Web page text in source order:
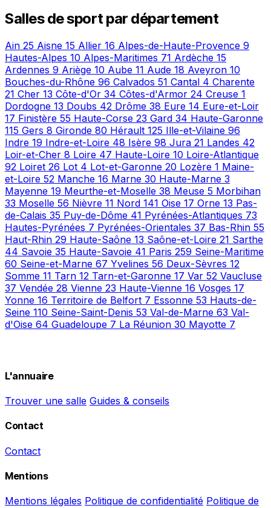
Salles de sport par département
Ain 25 Aisne 15 Allier 16 Alpes-de-Haute-Provence 9
Hautes-Alpes 10 Alpes-Maritimes 71 Ardèche 15
Ardennes 9 Ariège 10 Aube 11 Aude 18 Aveyron 10
Bouches-du-Rhône 96 Calvados 51 Cantal 4 Charente
21 Cher 13 Côte-d'Or 34 Côtes-d'Armor 24 Creuse 1
Dordogne 13 Doubs 42 Drôme 38 Eure 14 Eure-et-Loir
17 Finistère 55 Haute-Corse 23 Gard 34 Haute-Garonne
115 Gers 8 Gironde 80 Hérault 125 Ille-et-Vilaine 96
Indre 19 Indre-et-Loire 48 Isère 98 Jura 21 Landes 42
Loir-et-Cher 8 Loire 47 Haute-Loire 10 Loire-Atlantique
92 Loiret 26 Lot 4 Lot-et-Garonne 20 Lozère 1 Maine-
et-Loire 52 Manche 16 Marne 30 Haute-Marne 3
Mayenne 19 Meurthe-et-Moselle 38 Meuse 5 Morbihan
33 Moselle 56 Nièvre 11 Nord 141 Oise 17 Orne 13 Pas-
de-Calais 35 Puy-de-Dôme 41 Pyrénées-Atlantiques 73
Hautes-Pyrénées 7 Pyrénées-Orientales 37 Bas-Rhin 55
Haut-Rhin 29 Haute-Saône 13 Saône-et-Loire 21 Sarthe
44 Savoie 35 Haute-Savoie 41 Paris 259 Seine-Maritime
60 Seine-et-Marne 67 Yvelines 56 Deux-Sèvres 12
Somme 11 Tarn 12 Tarn-et-Garonne 17 Var 52 Vaucluse
37 Vendée 28 Vienne 23 Haute-Vienne 16 Vosges 17
Yonne 16 Territoire de Belfort 7 Essonne 53 Hauts-de-
Seine 110 Seine-Saint-Denis 53 Val-de-Marne 63 Val-
d'Oise 64 Guadeloupe 7 La Réunion 30 Mayotte 7
L'annuaire
Trouver une salle Guides & conseils
Contact
Contact
Mentions
Mentions légales Politique de confidentialité Politique de